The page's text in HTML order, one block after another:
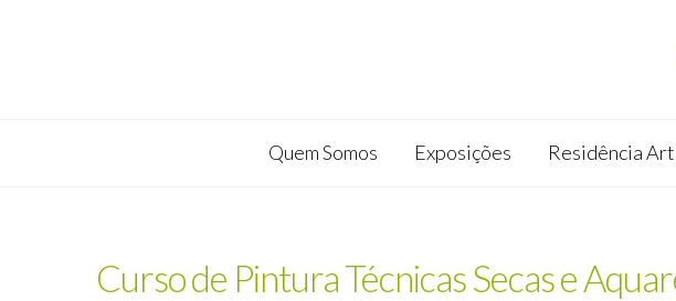
Quem Somos Exposições Residência
Curso de Pintura Técnicas Secas e